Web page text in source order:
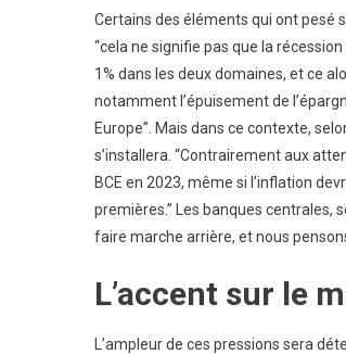
Certains des éléments qui ont pesé
“cela ne signifie pas que la
1% dans les deux domaines, et ce
notamment l’épuisement de
Europe”. Mais dans ce contexte,
s’installera. “Contrairement aux
BCE en 2023, même si l’inflation
premières.” Les banques centrales,
faire marche arrière, et nous
L’accent sur le
L’ampleur de ces pressions sera